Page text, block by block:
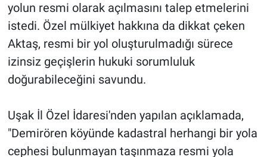
yolun resmi olarak açılmasını talep etmelerini
istedi. Özel mülkiyet hakkına da dikkat çeken
Aktaş, resmi bir yol oluşturulmadığı sürece
izinsiz geçişlerin hukuki sorumluluk
doğurabileceğini savundu.
Uşak İl Özel İdaresi'nden yapılan açıklamada,
"Demirören köyünde kadastral herhangi bir yola
cephesi bulunmayan taşınmaza resmi yola